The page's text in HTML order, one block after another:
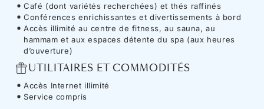
Café (dont variétés recherchées) et thés raffinés
Conférences enrichissantes et divertissements à bord
Accès illimité au centre de fitness, au sauna, au
hammam et aux espaces détente du spa (aux heures
d’ouverture)
UTILITAIRES ET COMMODITÉS
Accès Internet illimité
Service compris